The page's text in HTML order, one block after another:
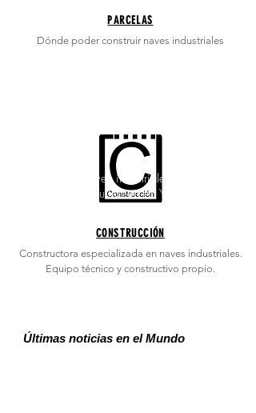
PARCELAS
Dónde poder construir naves industriales
CONSTRUCCIÓN
Constructora especializada en naves industriales.
Equipo técnico y constructivo propio.
Proyectos de naves industriales en Yecla
Proyectos de arquitectura en Yecla
Proyectos de actividad en Yecla
Últimas noticias en el Mundo